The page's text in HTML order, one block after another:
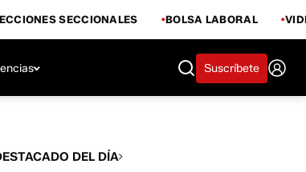
SECCIONALES BOLSA LABORAL
Suscríbete
DEL DÍA